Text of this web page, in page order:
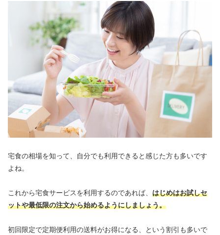
宅食の相場を知って、自分でも利用できると感じた方も多いです
よね。
これから宅食サービスを利用するのであれば、 はじめはお試しセ
ットや最低限の注文から始めるようにしましょう。
初回限定で定期便利用の送料がお得になる、という割引も多いで